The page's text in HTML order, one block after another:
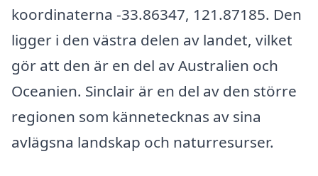
koordinaterna -33.86347, 121.87185. Den
ligger i den västra delen av landet, vilket
gör att den är en del av Australien och
Oceanien. Sinclair är en del av den större
regionen som kännetecknas av sina
avlägsna landskap och naturresurser.